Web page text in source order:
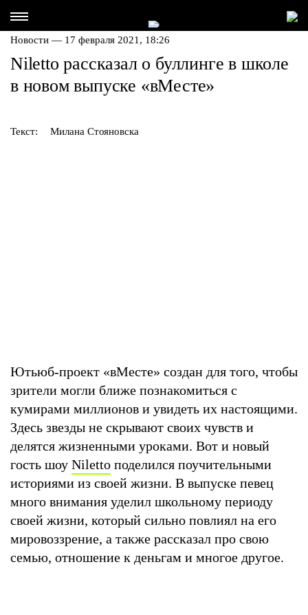
Новости — 17 февраля 2021, 18:26
Niletto рассказал о буллинге в школе
в новом выпуске «вМесте»
Текст: Милана Стояновска
Ютьюб-проект «вМесте» создан для того, чтобы
зрители могли ближе познакомиться с
кумирами миллионов и увидеть их настоящими.
Здесь звезды не скрывают своих чувств и
делятся жизненными уроками. Вот и новый
гость шоу Niletto поделился поучительными
историями из своей жизни. В выпуске певец
много внимания уделил школьному периоду
своей жизни, который сильно повлиял на его
мировоззрение, а также рассказал про свою
семью, отношение к деньгам и многое другое.